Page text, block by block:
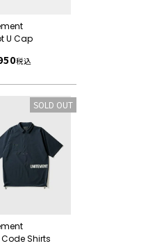
U Cap
税込
Shirts
SOLD OUT